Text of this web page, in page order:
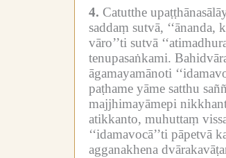
4. Catutthe
saddaṃ sutvā, ‘‘ānanda,
vāro’’ti sutvā
tenupasaṅkami.
āgamayamānoti
paṭhame yāme satthu
majjhimayāmepi
atikkanto, muhuttaṃ
‘‘idamavocā’’ti pāpetvā
agganakhena